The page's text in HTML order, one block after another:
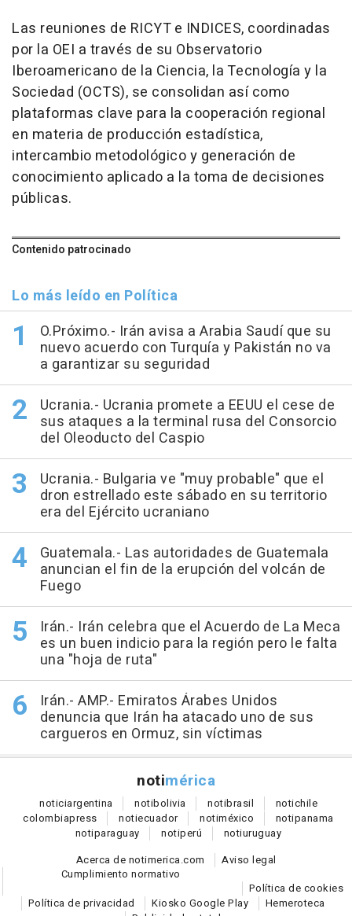
Las reuniones de RICYT e INDICES, coordinadas
por la OEI a través de su Observatorio
Iberoamericano de la Ciencia, la Tecnología y la
Sociedad (OCTS), se consolidan así como
plataformas clave para la cooperación regional
en materia de producción estadística,
intercambio metodológico y generación de
conocimiento aplicado a la toma de decisiones
públicas.
Contenido patrocinado
Lo más leído en Política
O.Próximo.- Irán avisa a Arabia Saudí que su
nuevo acuerdo con Turquía y Pakistán no va
a garantizar su seguridad
Ucrania.- Ucrania promete a EEUU el cese de
sus ataques a la terminal rusa del Consorcio
del Oleoducto del Caspio
Ucrania.- Bulgaria ve "muy probable" que el
dron estrellado este sábado en su territorio
era del Ejército ucraniano
Guatemala.- Las autoridades de Guatemala
anuncian el fin de la erupción del volcán de
Fuego
Irán.- Irán celebra que el Acuerdo de La Meca
es un buen indicio para la región pero le falta
una "hoja de ruta"
Irán.- AMP.- Emiratos Árabes Unidos
denuncia que Irán ha atacado uno de sus
cargueros en Ormuz, sin víctimas
notimérica
noticiargentina notibolivia notibrasil notichile
colombiapress notiecuador notiméxico notipanama
notiparaguay notiperú notiuruguay
Acerca de notimerica.com
Aviso legal
Cumplimiento normativo
Política de cookies
Política de privacidad
Kiosko Google Play
Hemeroteca